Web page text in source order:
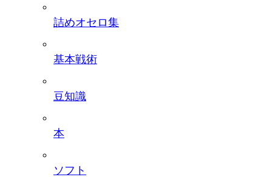
詰めオセロ集
基本戦術
豆知識
本
ソフト